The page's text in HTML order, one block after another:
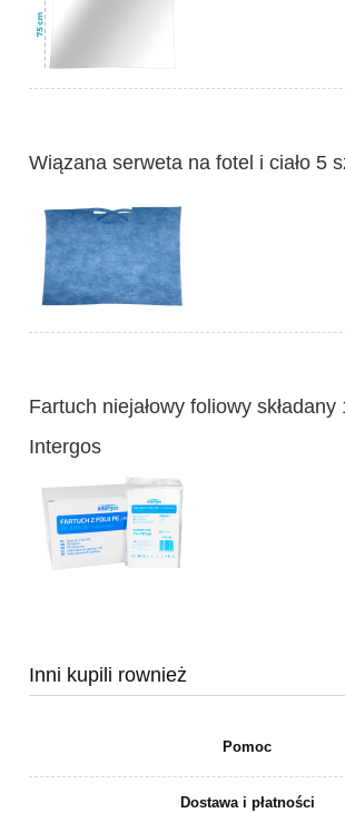
Wiązana serweta na fotel i ciało 5
Fartuch niejałowy foliowy składany
Intergos
Inni kupili rownież
Pomoc
Dostawa i płatności